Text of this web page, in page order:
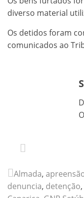
diverso material
Os detidos foram
comunicados ao
Almada,
denuncia, detenção,